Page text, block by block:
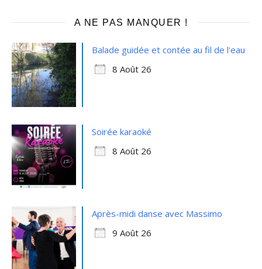
A NE PAS MANQUER !
Balade guidée et contée au fil de l'eau
8 Août 26
Soirée karaoké
8 Août 26
Après-midi danse avec Massimo
9 Août 26